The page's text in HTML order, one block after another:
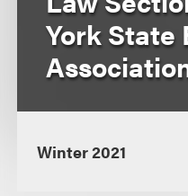
York State
Winter 2021